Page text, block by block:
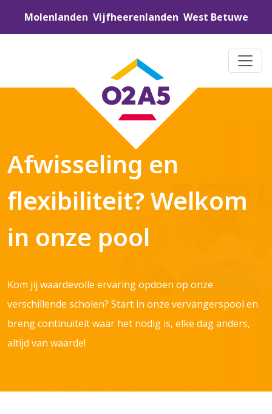
Molenlanden Vijfheerenlanden West Betuwe
Afwisseling en
flexibiliteit? Welkom
in onze pool
Kom jij waardevolle ervaring opdoen op onze
verschillende scholen? Start in onze vervangerspool en
breng continuïteit waar het nodig is, elke dag anders,
altijd van waarde!